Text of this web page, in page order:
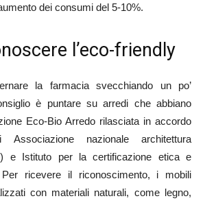
dei consumi del 5-10%.
l’eco-friendly
la farmacia svecchiando un po’
è puntare su arredi che abbiano
Eco-Bio Arredo rilasciata in accordo
nazionale architettura
e Istituto per la certificazione etica e
Per ricevere il riconoscimento, i mobili
con materiali naturali, come legno,